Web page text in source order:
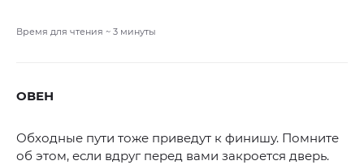
Время для чтения ~ 3 минуты
ОВЕН
Обходные пути тоже приведут к финишу. Помните
об этом, если вдруг перед вами закроется дверь.